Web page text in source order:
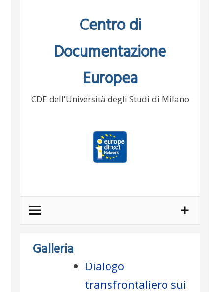
Centro di
Documentazione
Europea
CDE dell'Università degli Studi di Milano
Galleria
Dialogo
transfrontaliero sui